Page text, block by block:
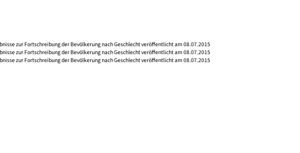
zur Fortschreibung der Bevölkerung nach Geschlecht veröffentlicht am 08.07.2015
zur Fortschreibung der Bevölkerung nach Geschlecht veröffentlicht am 08.07.2015
zur Fortschreibung der Bevölkerung nach Geschlecht veröffentlicht am 08.07.2015